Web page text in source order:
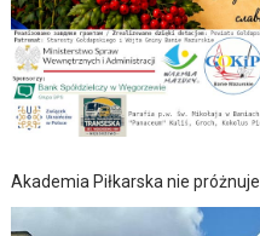
Akademia Piłkarska nie próżnuje